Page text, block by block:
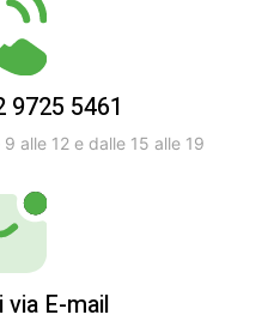
9725 5461
alle 12 e dalle 15 alle 19
E-mail